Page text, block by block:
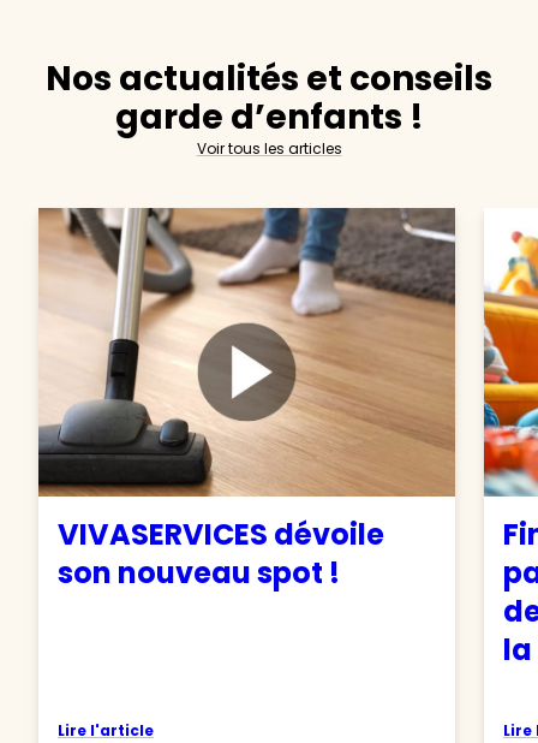
Nos actualités et conseils
garde d’enfants !
Voir tous les articles
VIVASERVICES dévoile
son nouveau spot !
Lire l'article
la